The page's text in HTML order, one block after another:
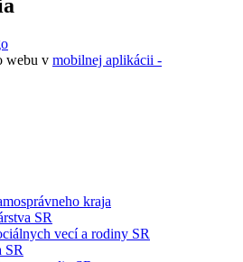
webu v mobilnej aplikácii -
kraja
SR
vecí a rodiny SR
SR